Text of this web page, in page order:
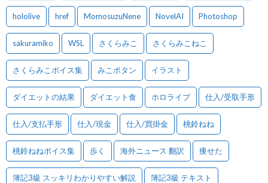
hololive href MomosuzuNene NovelAI Photoshop
sakuramiko WSL さくらみこ さくらみこねこ
さくらみこボイス集 みこボタン イラスト
ダイエットの結果 ダイエット食 ホロライブ 仕入/受取手形
仕入/支払手形 仕入/現金 仕入/買掛金 桃鈴ねね
桃鈴ねねボイス集 歩く 海外ニュース 翻訳 痩せた
簿記3級 スッキリわかりやすい解説 簿記3級 テキスト